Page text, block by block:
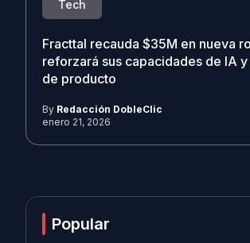
Tech
Fracttal recauda $35M en nueva
reforzará sus capacidades de IA
de producto
By Redacción DobleClic
enero 21, 2026
Popular